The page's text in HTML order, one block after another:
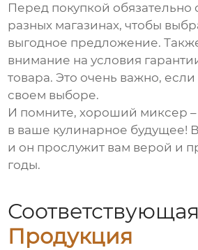
Перед покупкой обязательно
разных магазинах, чтобы
выгодное предложение.
внимание на условия
товара. Это очень важно,
своем выборе.
И помните, хороший миксер –
в ваше кулинарное будущее!
и он прослужит вам верой и
годы.
Соответствующая
Продукция